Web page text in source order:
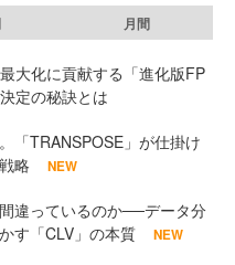
月間
大化に貢献する「進化版FP
定の秘訣とは
「TRANSPOSE」が仕掛け
略
NEW
違っているのか──データ分
す「CLV」の本質
NEW